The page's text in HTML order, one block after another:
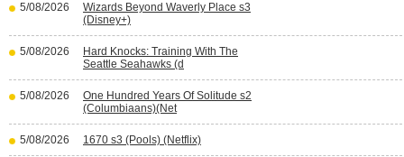
5/08/2026
Wizards Beyond Waverly Place s3
(Disney+)
5/08/2026
Hard Knocks: Training With The
Seattle Seahawks (d
5/08/2026
One Hundred Years Of Solitude s2
(Columbiaans)(Net
5/08/2026 1670 s3 (Pools) (Netflix)